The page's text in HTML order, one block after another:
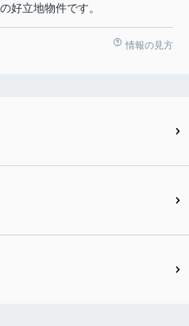
好立地物件です。
情報の見方